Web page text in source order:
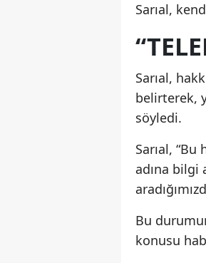
Sarıal,
Sarıal,
belirterek,
söyledi.
Sarıal,
adına bilgi
Bu
konusu